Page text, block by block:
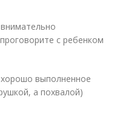
с ребенком
выполненное
а похвалой)